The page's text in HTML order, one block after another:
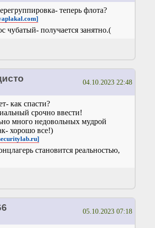
теперь флота?
чубатый- получается занятно.(
04.10.2023 22:48
как спасти?
срочно ввести!
много недовольных мудрой
хорошо все!)
становится реальностью,
05.10.2023 07:18